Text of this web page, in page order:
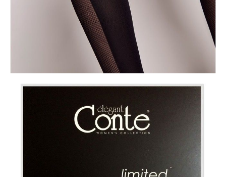
czas dostawy: 1-2 dni robocze
w sklepie Conte (Łodz)
pn.- czw. 8:00 - 16:00, pt. 8:00 - 14:00
Rajstopy z dwustronnym wzorem o różnej grubości pomogą Ci
stworzyć odważny, indywidualny look w najlepszych tradycjach street
specjalnej technologii splotu prasowanego „stop runs”, która zatrzymuje
zstępujące pętle, spowalniając w ten sposób proces tworzenia „oczek”.